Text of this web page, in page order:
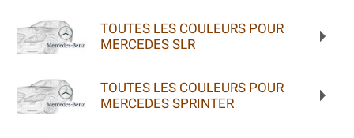
TOUTES LES COULEURS POUR
MERCEDES SLR
TOUTES LES COULEURS POUR
MERCEDES SPRINTER